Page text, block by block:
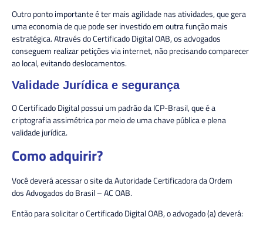
Outro ponto importante é ter mais agilidade nas atividades, que gera
umaeconomiade que pode ser investido em outra função mais
estratégica. Através doCertificado Digital OAB, os advogados
conseguem realizar petições via internet, não precisando comparecer
ao local, evitando deslocamentos.
Validade Jurídica e segurança
O Certificado Digital possui um padrão da ICP-Brasil, que é a
criptografia assimétrica por meio de uma chave pública e plena
validade jurídica.
Como adquirir?
Você deverá acessar o site da AutoridadeCertificadorada Ordem
dosAdvogadosdo Brasil – AC OAB.
Então para solicitar o Certificado Digital OAB, o advogado (a) deverá: